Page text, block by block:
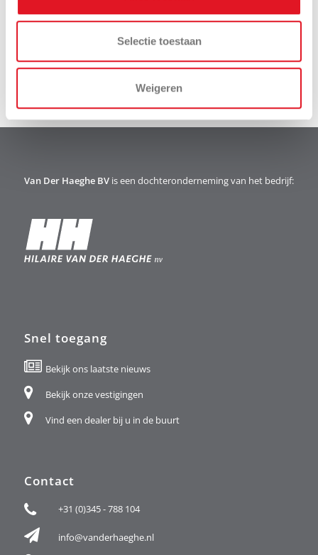
Selectie toestaan
Weigeren
Van Der Haeghe BVis een dochteronderneming van het bedrijf:
Snel toegang
Bekijk ons laatste nieuws
Bekijk onze vestigingen
Vind een dealer bij u in de buurt
Contact
+31 (0)345 - 788 104
info@vanderhaeghe.nl